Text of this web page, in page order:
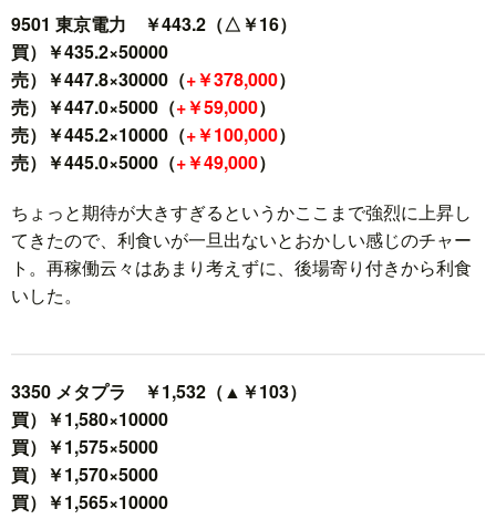
9501 東京電力 ￥443.2（△￥16）
買）￥435.2×50000
売）￥447.8×30000（+￥378,000）
売）￥447.0×5000（+￥59,000）
売）￥445.2×10000（+￥100,000）
売）￥445.0×5000（+￥49,000）
ちょっと期待が大きすぎるというかここまで強烈に上昇し
てきたので、利食いが一旦出ないとおかしい感じのチャー
ト。再稼働云々はあまり考えずに、後場寄り付きから利食
いした。
3350 メタプラ ￥1,532（▲￥103）
買）￥1,580×10000
買）￥1,575×5000
買）￥1,570×5000
買）￥1,565×10000